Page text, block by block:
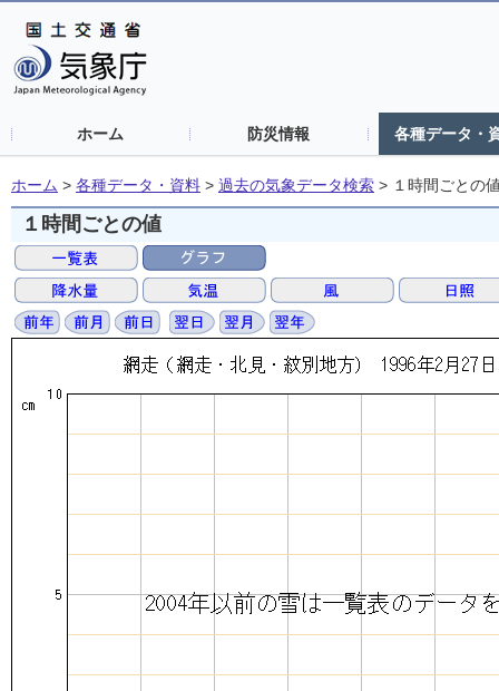
ホーム 防災情報 各種データ・
ホーム > 各種データ・資料 > 過去の気象データ検索 > １時間ごとの
１時間ごとの値